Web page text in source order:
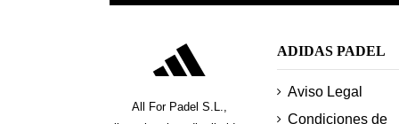
All For Padel S.L.,
ADIDAS PADEL
Aviso Legal
Condiciones de